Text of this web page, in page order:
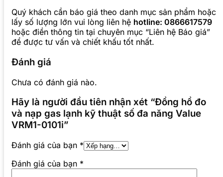
Quý khách cần báo giá theo danh mục sản phẩm hoặc
lấy số lượng lớn vui lòng liên hệ hotline: 0866617579
hoặc điền thông tin tại chuyên mục “Liên hệ Báo giá”
để được tư vấn và chiết khấu tốt nhất.
Đánh giá
Chưa có đánh giá nào.
Hãy là người đầu tiên nhận xét “Đồng hồ đo
và nạp gas lạnh kỹ thuật số đa năng Value
VRM1-0101i”
Đánh giá của bạn *
Đánh giá của bạn *